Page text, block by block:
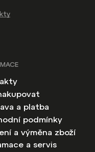
a platba
podmínky
a výměna zboží
a servis